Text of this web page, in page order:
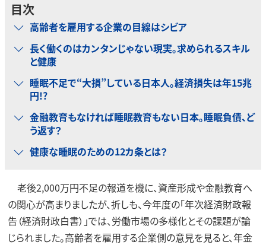
目次
高齢者を雇用する企業の目線はシビア
長く働くのはカンタンじゃない現実。求められるスキル
と健康
睡眠不足で“大損”している日本人。経済損失は年15兆
円!?
金融教育もなければ睡眠教育もない日本。睡眠負債、ど
う返す？
健康な睡眠のための12カ条とは？
老後2,000万円不足の報道を機に、資産形成や金融教育へ
の関心が高まりましたが、折しも、今年度の「年次経済財政報
告（経済財政白書）」では、労働市場の多様化とその課題が論
じられました。高齢者を雇用する企業側の意見を見ると、年金